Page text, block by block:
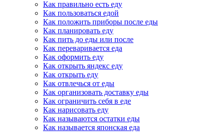
Как правильно есть еду
Как пользоваться едой
Как положить приборы после еды
Как планировать еду
Как пить до еды или после
Как переваривается еда
Как оформить еду
Как открыть яндекс еду
Как открыть еду
Как отвлечься от еды
Как организовать доставку еды
Как ограничить себя в еде
Как нарисовать еду
Как называются остатки еды
Как называется японская еда